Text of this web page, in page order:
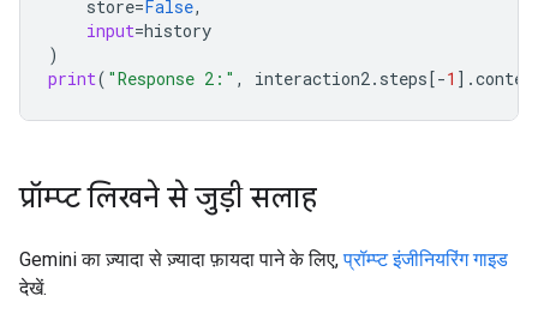
store=False,
input=history
)
print( "Response 2:" , interaction2. steps[-1 ] .
प्रॉम्प्ट लिखने से जुड़ी सलाह
Gemini का ज़्यादा से ज़्यादा फ़ायदा पाने के लिए,प्रॉम्प्ट इंजीनियरिंग गाइड
देखें.